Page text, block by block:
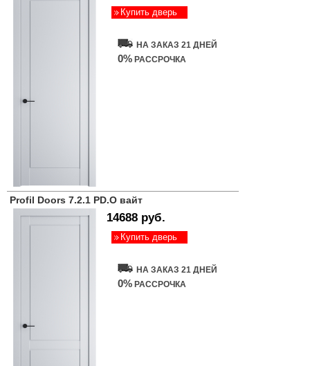
Купить дверь
НА ЗАКАЗ 21 ДНЕЙ
0% РАССРОЧКА
Profil Doors 7.2.1 PD.O вайт
14688 руб.
Купить дверь
НА ЗАКАЗ 21 ДНЕЙ
0% РАССРОЧКА